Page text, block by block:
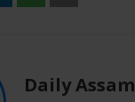
Daily Assam